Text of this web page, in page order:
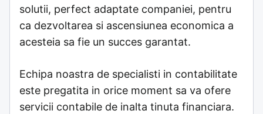
solutii, perfect adaptate companiei, pentru
ca dezvoltarea si ascensiunea economica a
acesteia sa fie un succes garantat.
Echipa noastra de specialisti in contabilitate
este pregatita in orice moment sa va ofere
servicii contabile de inalta tinuta financiara.